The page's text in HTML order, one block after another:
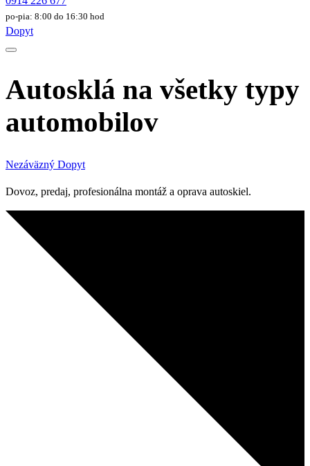
po-pia: 8:00 do 16:30 hod
Dopyt
Autosklá na všetky typy
automobilov
Nezáväzný Dopyt
Dovoz, predaj, profesionálna montáž a oprava autoskiel.